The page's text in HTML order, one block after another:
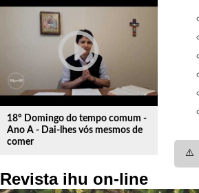
play_circle_outline
18º Domingo do tempo comum -
Ano A - Dai-lhes vós mesmos de
comer
Revista ihu on-line
⚠️